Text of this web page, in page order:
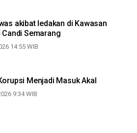
akibat ledakan di Kawasan
Candi Semarang
14:55 WIB
Menjadi Masuk Akal
9:34 WIB